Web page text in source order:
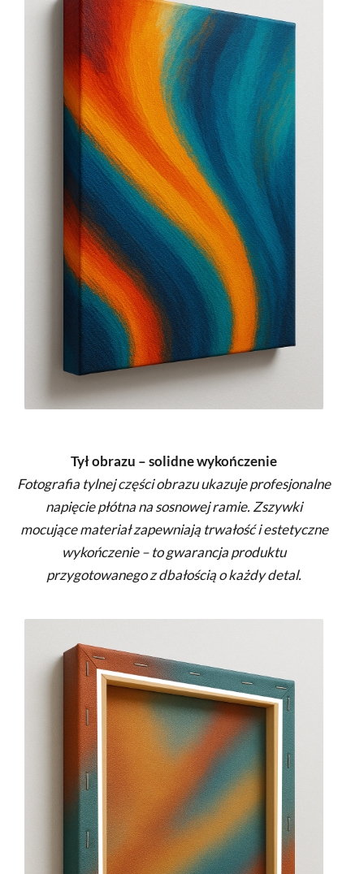
Tył obrazu – solidne wykończenie
Fotografia tylnej części obrazu ukazuje profesjonalne
napięcie płótna na sosnowej ramie. Zszywki
mocujące materiał zapewniają trwałość i estetyczne
wykończenie – to gwarancja produktu
przygotowanego z dbałością o każdy detal.